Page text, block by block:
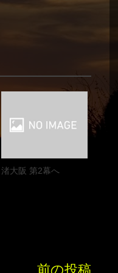
渚大阪 第2幕へ
前の投稿